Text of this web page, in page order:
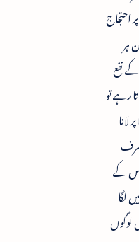
احتجاج
ہر
نفع
رہے تو
لانا
کے
لگا
لوگوں